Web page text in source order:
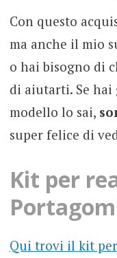
Con questo
ma anche il mio
o hai bisogno di
di aiutarti. Se
modello lo sai,
super felice di
Kit per
Qui trovi il kit